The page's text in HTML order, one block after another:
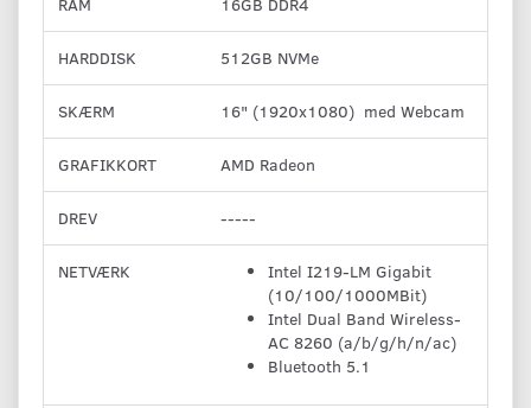
HARDDISK 512GB NVMe
SKÆRM 16" (1920x1080) med Webcam
GRAFIKKORT AMD Radeon
DREV -----
NETVÆRK
Intel I219-LM Gigabit
(10/100/1000MBit)
Intel Dual Band Wireless-
AC 8260 (a/b/g/h/n/ac)
Bluetooth 5.1